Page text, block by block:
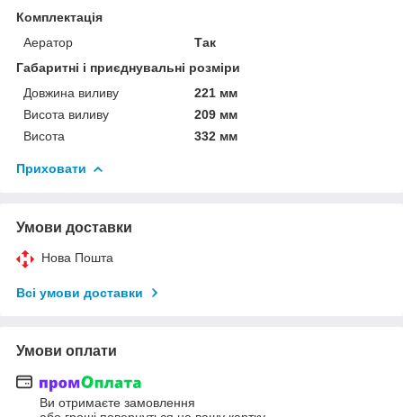
Комплектація
Аератор
Так
Габаритні і приєднувальні розміри
Довжина виливу
221 мм
Висота виливу
209 мм
Висота
332 мм
Приховати
Умови доставки
Нова Пошта
Всі умови доставки
Умови оплати
Ви отримаєте замовлення